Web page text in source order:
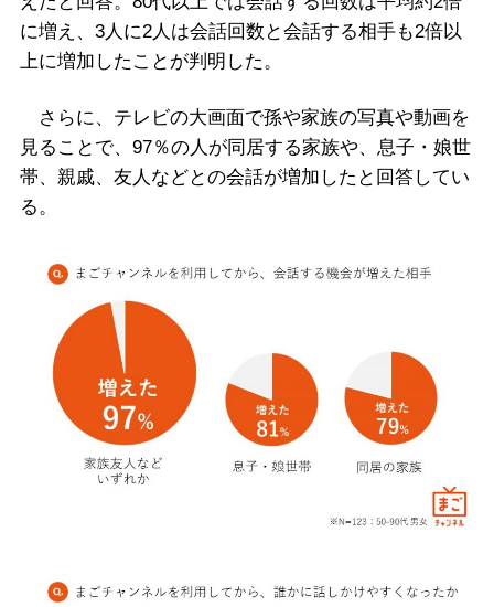
に増え、3人に2人は会話回数と会話する相手も2倍以
上に増加したことが判明した。
さらに、テレビの大画面で孫や家族の写真や動画を
見ることで、97％の人が同居する家族や、息子・娘世
帯、親戚、友人などとの会話が増加したと回答してい
る。